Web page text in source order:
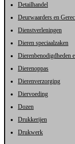
Detailhandel
Deurwaarders en
Dienstverleningen
Dieren speciaalzaken
Dierenbenodigdheden
Dierenoppas
Dierenverzorging
Diervoeding
Dozen
Drukkerijen
Drukwerk